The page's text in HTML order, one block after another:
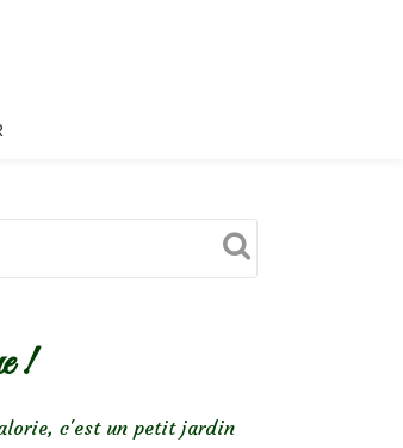
!
c'est un petit jardin